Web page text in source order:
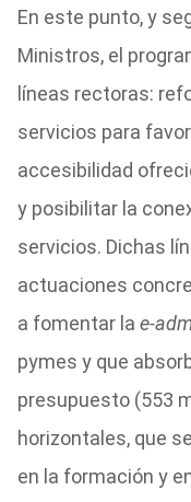
En este punto, y
Ministros, el
líneas rectoras:
servicios para
accesibilidad
y posibilitar la
servicios. Dichas
actuaciones
a fomentar la e-
pymes y que
presupuesto (553
horizontales, que
en la formación y